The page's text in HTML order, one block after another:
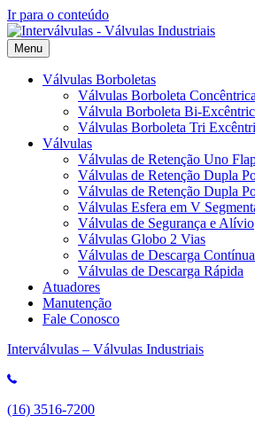
Ir para o conteúdo
Menu
Válvulas Borboletas
Válvulas Borboleta
Válvula Borboleta Bi-
Válvulas Borboleta Tri
Válvulas
Válvulas de Retenção Uno
Válvulas de Retenção Dupla
Válvulas de Retenção Dupla
Válvulas Esfera em V
Válvulas de Segurança e Alívio
Válvulas Globo 2 Vias
Válvulas de Descarga Contínua
Válvulas de Descarga Rápida
Atuadores
Manutenção
Fale Conosco
Interválvulas – Válvulas Industriais
(16) 3516-7200